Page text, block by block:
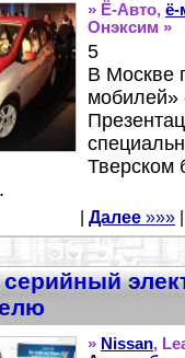
» Ё-Авто, ё-
Онэксим »
5
В Москве
мобилей»
Тверском
Далее »»»
» Nissan,